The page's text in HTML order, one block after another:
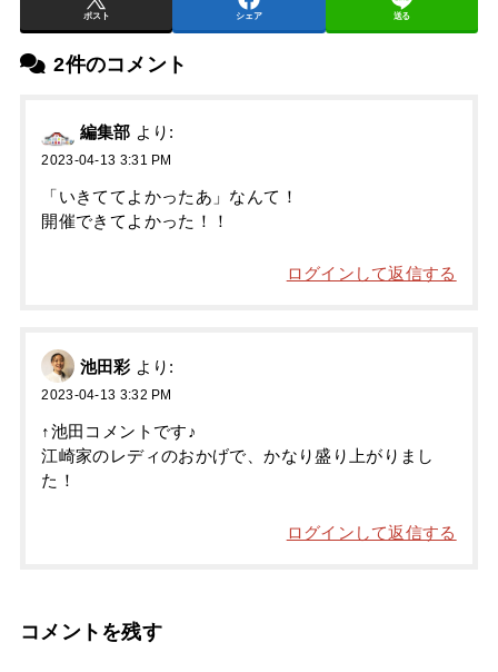
ポスト シェア 送る
2件のコメント
編集部 より:
2023-04-13 3:31 PM
「いきててよかったあ」なんて！
開催できてよかった！！
ログインして返信する
池田彩 より:
2023-04-13 3:32 PM
↑池田コメントです♪
江崎家のレディのおかげで、かなり盛り上がりまし
た！
ログインして返信する
コメントを残す